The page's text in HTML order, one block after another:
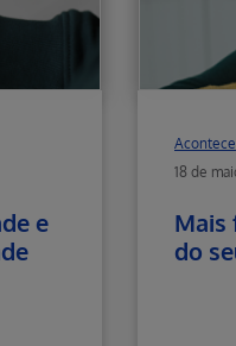
e
Acontece
18 de
Mais
do